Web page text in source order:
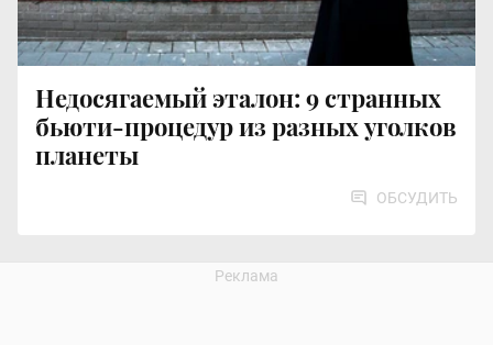
Недосягаемый эталон: 9 странных
бьюти-процедур из разных уголков
планеты
ОБСУДИТЬ